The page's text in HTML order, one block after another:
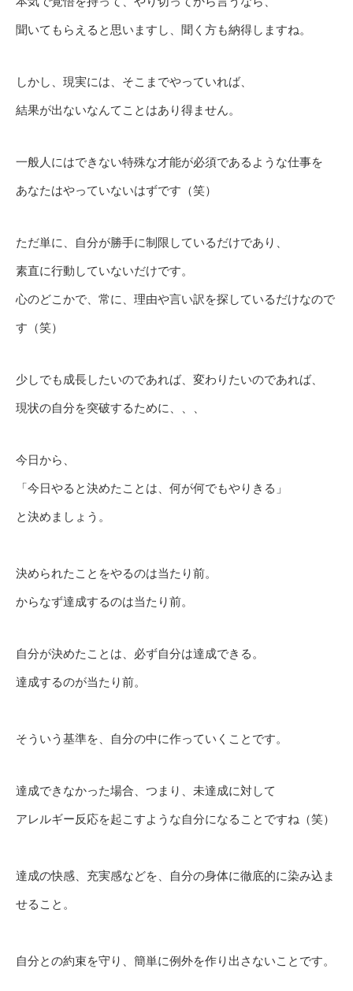
聞いてもらえると思いますし、聞く方も納得しますね。
しかし、現実には、そこまでやっていれば、
結果が出ないなんてことはあり得ません。
一般人にはできない特殊な才能が必須であるような仕事を
あなたはやっていないはずです（笑）
ただ単に、自分が勝手に制限しているだけであり、
素直に行動していないだけです。
心のどこかで、常に、理由や言い訳を探しているだけなので
す（笑）
少しでも成長したいのであれば、変わりたいのであれば、
現状の自分を突破するために、、、
今日から、
「今日やると決めたことは、何が何でもやりきる」
と決めましょう。
決められたことをやるのは当たり前。
からなず達成するのは当たり前。
自分が決めたことは、必ず自分は達成できる。
達成するのが当たり前。
そういう基準を、自分の中に作っていくことです。
達成できなかった場合、つまり、未達成に対して
アレルギー反応を起こすような自分になることですね（笑）
達成の快感、充実感などを、自分の身体に徹底的に染み込ま
せること。
自分との約束を守り、簡単に例外を作り出さないことです。